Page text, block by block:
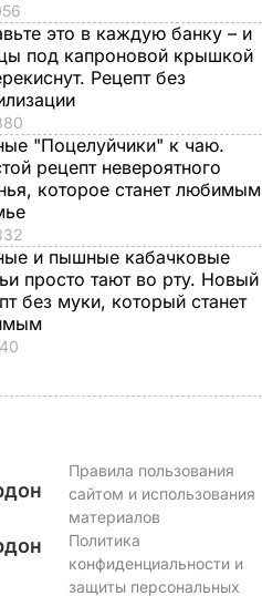
профессию выбрал
его сын
7 августа, 19.44БУЛЬВАР
это в каждую банку – и
под капроновой крышкой
Рецепт без
"Поцелуйчики" к чаю.
рецепт невероятного
которое станет любимым
и пышные кабачковые
просто тают во рту. Новый
без муки, который станет
Правила пользования
сайтом и использования
материалов
Политика
конфиденциальности и
защиты персональных